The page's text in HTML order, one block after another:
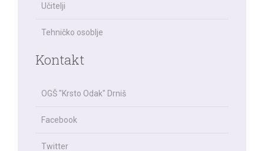
Učitelji
Tehničko osoblje
Kontakt
OGŠ "Krsto Odak" Drniš
Facebook
Twitter